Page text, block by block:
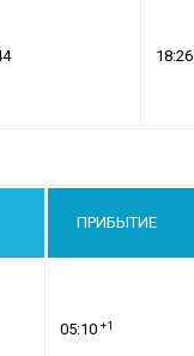
18:26
ПРИБЫТИЕ
05:10 +1